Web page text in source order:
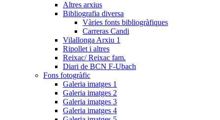
Altres arxius
Bibliografia diversa
Vàries fonts bibliogràfiques
Carreras Candi
Vilallonga Arxiu 1
Ripollet i altres
Reixac/ Reixac fam.
Diari de BCN F-Ubach
Fons fotogràfic
Galeria imatges 1
Galeria imatges 2
Galeria imatges 3
Galeria imatges 4